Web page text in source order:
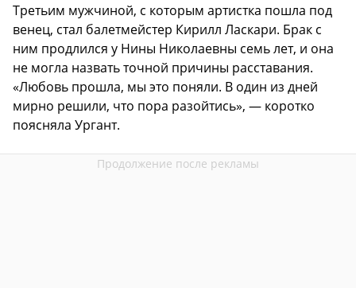
Третьим мужчиной, с которым артистка пошла под
венец, стал балетмейстер Кирилл Ласкари. Брак с
ним продлился у Нины Николаевны семь лет, и она
не могла назвать точной причины расставания.
«Любовь прошла, мы это поняли. В один из дней
мирно решили, что пора разойтись», — коротко
поясняла Ургант.